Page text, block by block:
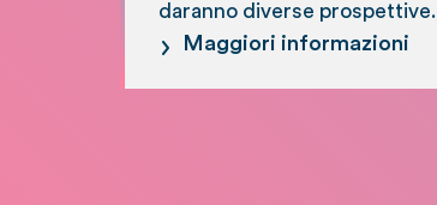
daranno diverse prospettive.
Maggiori informazioni